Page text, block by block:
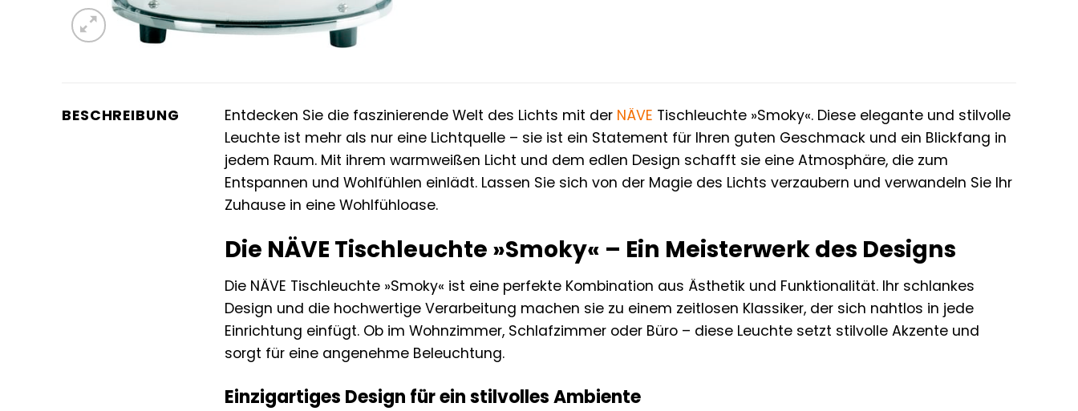
BESCHREIBUNG Entdecken Sie die faszinierende Welt des Lichts mit der NÄVE Tischleuchte »Smoky«. Diese elegante und stilvolle
Leuchte ist mehr als nur eine Lichtquelle – sie ist ein Statement für Ihren guten Geschmack und ein Blickfang in
jedem Raum. Mit ihrem warmweißen Licht und dem edlen Design schafft sie eine Atmosphäre, die zum
Entspannen und Wohlfühlen einlädt. Lassen Sie sich von der Magie des Lichts verzaubern und verwandeln Sie Ihr
Zuhause in eine Wohlfühloase.
Die NÄVE Tischleuchte »Smoky« – Ein Meisterwerk des Designs
Die NÄVE Tischleuchte »Smoky« ist eine perfekte Kombination aus Ästhetik und Funktionalität. Ihr schlankes
Design und die hochwertige Verarbeitung machen sie zu einem zeitlosen Klassiker, der sich nahtlos in jede
Einrichtung einfügt. Ob im Wohnzimmer, Schlafzimmer oder Büro – diese Leuchte setzt stilvolle Akzente und
sorgt für eine angenehme Beleuchtung.
Einzigartiges Design für ein stilvolles Ambiente